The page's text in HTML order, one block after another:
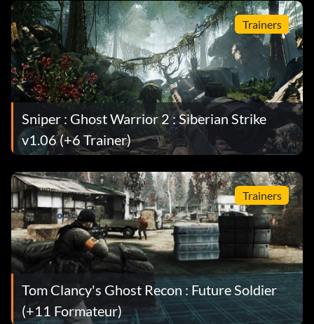
Trainers
Sniper : Ghost Warrior 2 : Siberian Strike
v1.06 (+6 Trainer)
Trainers
Tom Clancy's Ghost Recon : Future Soldier
(+11 Formateur)